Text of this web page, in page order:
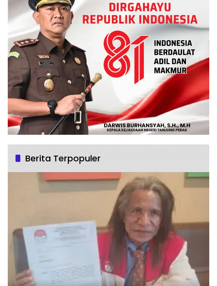
Berita Terpopuler